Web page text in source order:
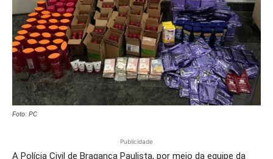
Foto: PC
Publicidade
A Polícia Civil de Bragança Paulista, por meio da equipe da